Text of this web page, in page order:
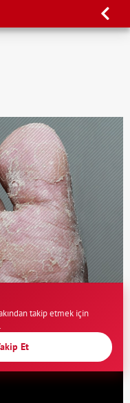
takip etmek için
Et